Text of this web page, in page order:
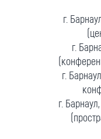
г.
г.
г.
г.